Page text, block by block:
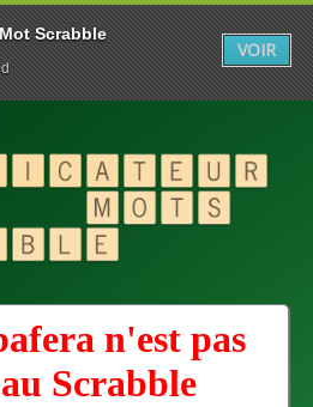
n'est pas
Scrabble
Scrabble
VOIR